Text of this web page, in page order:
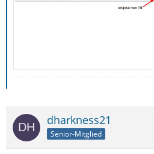
dharkness21
Senior-Mitglied